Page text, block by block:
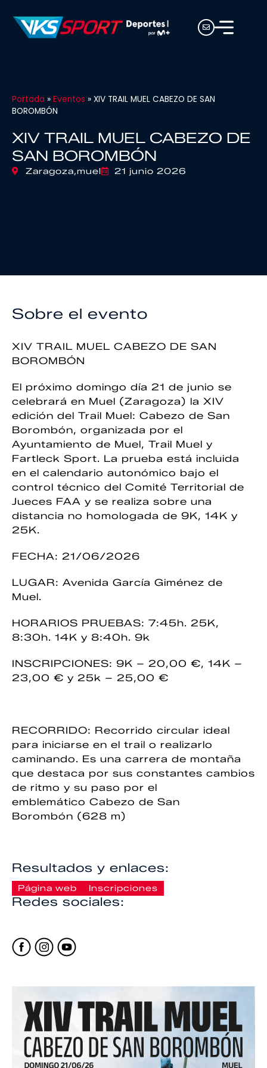
Portada » Eventos » XIV TRAIL MUEL CABEZO DE SAN
BOROMBÓN
XIV TRAIL MUEL CABEZO DE
SAN BOROMBÓN
Zaragoza,muel 21 junio 2026
Sobre el evento
XIV TRAIL MUEL CABEZO DE SAN
BOROMBÓN
El próximo domingo día 21 de junio se
celebrará en Muel (Zaragoza) la XIV
edición del Trail Muel: Cabezo de San
Borombón, organizada por el
Ayuntamiento de Muel, Trail Muel y
Fartleck Sport. La prueba está incluida
en el calendario autonómico bajo el
control técnico del Comité Territorial de
Jueces FAA y se realiza sobre una
distancia no homologada de 9K, 14K y
25K.
FECHA: 21/06/2026
LUGAR: Avenida García Giménez de
Muel.
HORARIOS PRUEBAS: 7:45h. 25K,
8:30h. 14K y 8:40h. 9k
INSCRIPCIONES: 9K – 20,00 €, 14K –
23,00 € y 25k – 25,00 €
RECORRIDO: Recorrido circular ideal
para iniciarse en el trail o realizarlo
caminando. Es una carrera de montaña
que destaca por sus constantes cambios
de ritmo y su paso por el
emblemático Cabezo de San
Borombón (628 m)
Resultados y enlaces:
Página web Inscripciones
Redes sociales: